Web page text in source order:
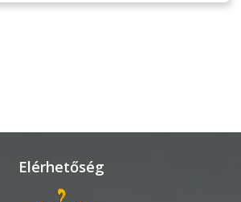
Elérhetőség